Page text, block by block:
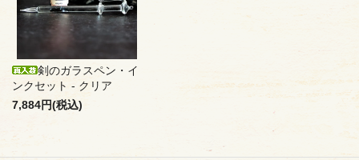
剣のガラスペン・イ
ンクセット - クリア
7,884円(税込)